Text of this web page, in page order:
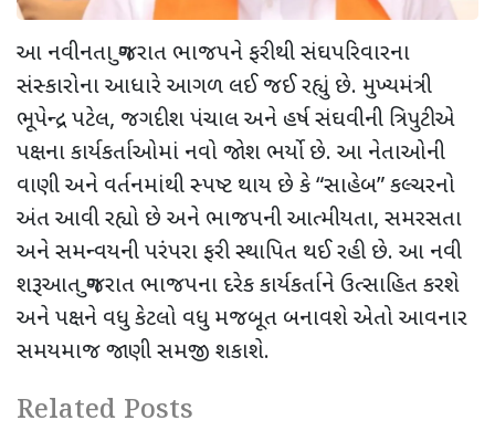
આ નવીનતા ગુજરાત ભાજપને ફરીથી સંઘપરિવારના
સંસ્કારોના આધારે આગળ લઈ જઈ રહ્યું છે. મુખ્યમંત્રી
ભૂપેન્દ્ર પટેલ, જગદીશ પંચાલ અને હર્ષ સંઘવીની ત્રિપુટીએ
પક્ષના કાર્યકર્તાઓમાં નવો જોશ ભર્યો છે. આ નેતાઓની
વાણી અને વર્તનમાંથી સ્પષ્ટ થાય છે કે “સાહેબ” કલ્ચરનો
અંત આવી રહ્યો છે અને ભાજપની આત્મીયતા, સમરસતા
અને સમન્વયની પરંપરા ફરી સ્થાપિત થઈ રહી છે. આ નવી
શરૂઆત ગુજરાત ભાજપના દરેક કાર્યકર્તાને ઉત્સાહિત કરશે
અને પક્ષને વધુ કેટલો વધુ મજબૂત બનાવશે એતો આવનાર
સમયમાજ જાણી સમજી શકાશે.
Related Posts